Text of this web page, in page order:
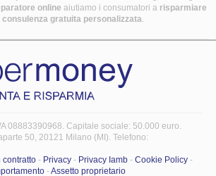
online aiutiamo i consumatori a risparmiare
gratuita personalizzata.
08883390968. Capitale sociale: 50.000 euro.
50, 20121 Milano (MI). Telefono:
contratto - Privacy - Privacy Iamb - Cookie Policy -
-Assetto proprietario